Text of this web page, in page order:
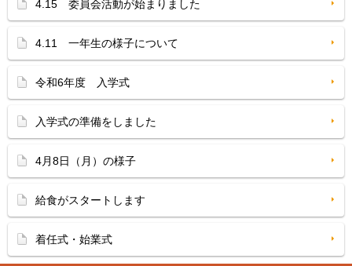
4.15 委員会活動が始まりました
4.11 一年生の様子について
令和6年度 入学式
入学式の準備をしました
4月8日（月）の様子
給食がスタートします
着任式・始業式